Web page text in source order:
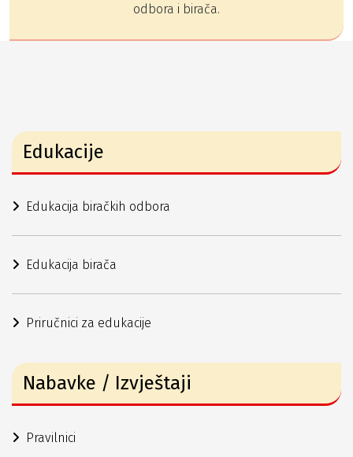
odbora i birača.
Edukacije
Edukacija biračkih odbora
Edukacija birača
Priručnici za edukacije
Nabavke / Izvještaji
Pravilnici